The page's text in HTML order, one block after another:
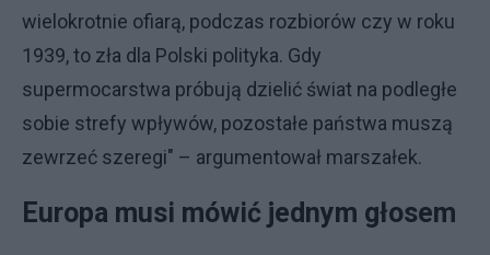
wielokrotnie ofiarą, podczas rozbiorów czy w roku
1939, to zła dla Polski polityka. Gdy
supermocarstwa próbują dzielić świat na podległe
sobie strefy wpływów, pozostałe państwa muszą
zewrzeć szeregi" – argumentował marszałek.
Europa musi mówić jednym głosem